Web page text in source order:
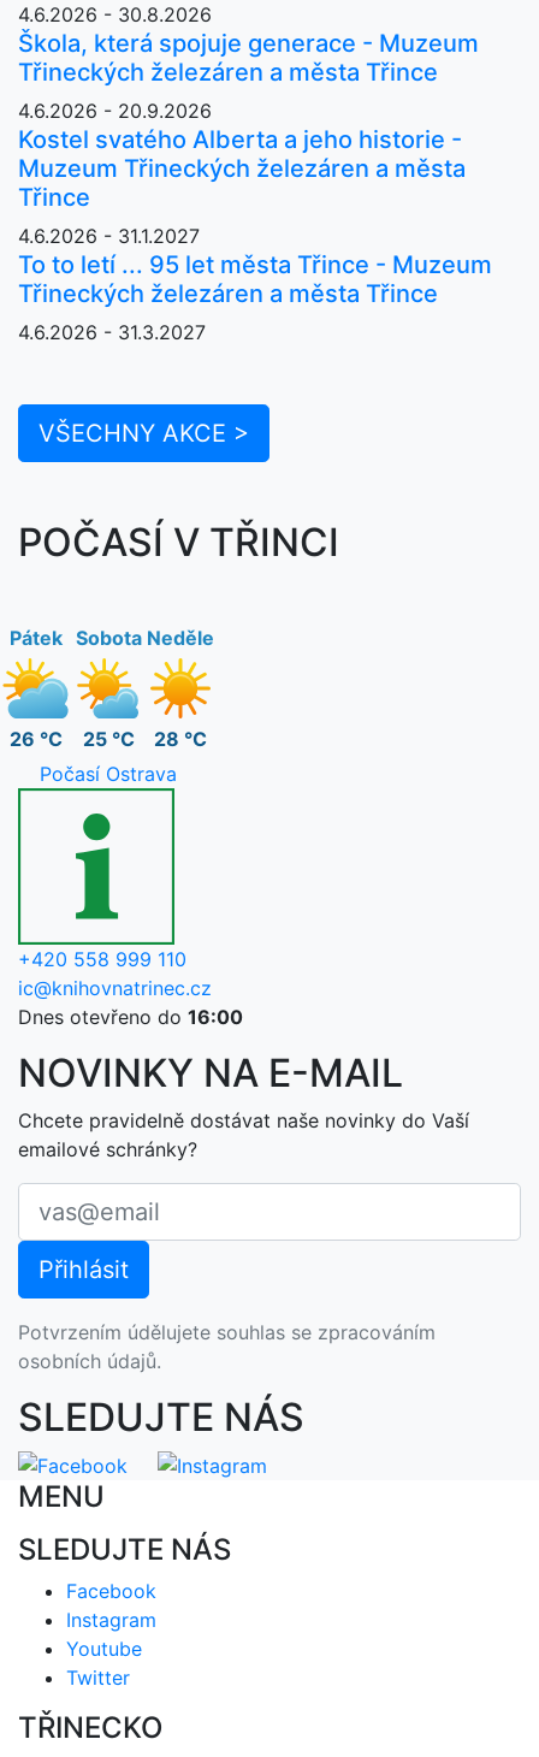
4.6.2026 - 30.8.2026
Škola, která spojuje generace - Muzeum
Třineckých železáren a města Třince
4.6.2026 - 20.9.2026
Kostel svatého Alberta a jeho historie -
Muzeum Třineckých železáren a města
Třince
4.6.2026 - 31.1.2027
To to letí ... 95 let města Třince - Muzeum
Třineckých železáren a města Třince
4.6.2026 - 31.3.2027
VŠECHNY AKCE >
POČASÍ V TŘINCI
Pátek
26 °C
Sobota
25 °C
Neděle
28 °C
Počasí Ostrava
+420 558 999 110
ic@knihovnatrinec.cz
Dnes otevřeno do 16:00
NOVINKY NA E-MAIL
Chcete pravidelně dostávat naše novinky do Vaší
emailové schránky?
Potvrzením údělujete souhlas se zpracováním
osobních údajů.
SLEDUJTE NÁS
MENU
SLEDUJTE NÁS
Facebook
Instagram
Youtube
Twitter
TŘINECKO